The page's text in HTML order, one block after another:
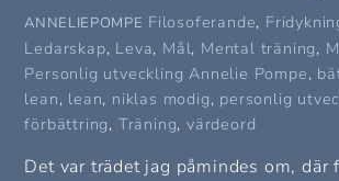
ANNELIEPOMPE Filosoferande,
Ledarskap, Leva, Mål, Mental träning,
Personlig utveckling Annelie Pompe,
lean, lean, niklas modig, personlig
förbättring, Träning,värdeord
Det var trädet jag påmindes om, där